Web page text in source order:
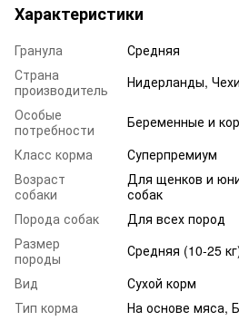
Характеристики
Гранула
Средняя
Страна
производитель
Нидерланды,
Особые
потребности
Беременные и
Класс корма
Суперпремиум
Возраст
собаки
Для щенков и
собак
Порода собак
Для всех пород
Размер
породы
Средняя (10-25
Вид
Сухой корм
Тип корма
На основе мяса,